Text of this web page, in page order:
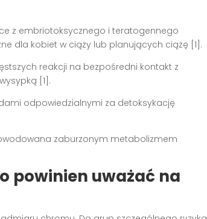
z embriotoksycznego i teratogennego
dla kobiet w ciąży lub planujących ciążę [1].
reakcji na bezpośredni kontakt z
[1].
odpowiedzialnymi za detoksykację
zaburzonym metabolizmem
powinien uważać na